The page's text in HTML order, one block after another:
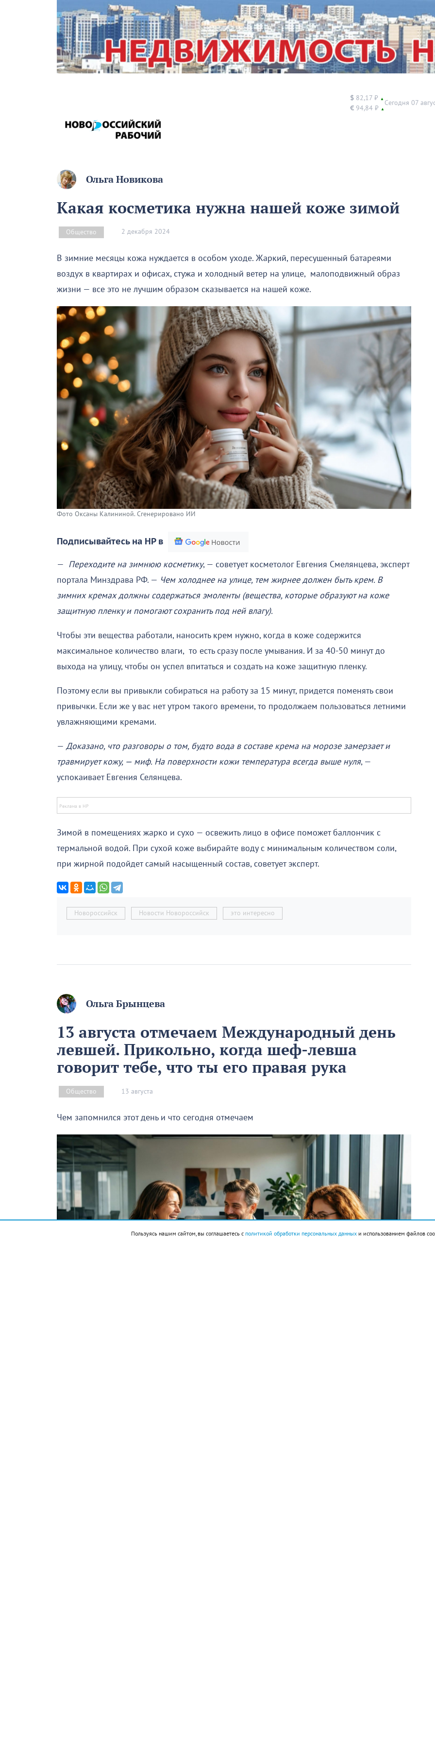
$ 82,17 ₽ ▲
€ 94,84 ₽ ▲
Сегодня 07
Ольга Новикова
Какая косметика нужна нашей коже зимой
Общество 2 декабря 2024
В зимние месяцы кожа нуждается в особом уходе. Жаркий, пересушенный батареями
воздух в квартирах и офисах, стужа и холодный ветер на улице, малоподвижный образ
жизни — все это не лучшим образом сказывается на нашей коже.
Фото Оксаны Калининой. Сгенерировано ИИ
Подписывайтесь на НР в
— Переходите на зимнюю косметику, — советует косметолог Евгения Смелянцева, эксперт
портала Минздрава РФ. — Чем холоднее на улице, тем жирнее должен быть крем. В
зимних кремах должны содержаться эмоленты (вещества, которые образуют на коже
защитную пленку и помогают сохранить под ней влагу).
Чтобы эти вещества работали, наносить крем нужно, когда в коже содержится
максимальное количество влаги, то есть сразу после умывания. И за 40-50 минут до
выхода на улицу, чтобы он успел впитаться и создать на коже защитную пленку.
Поэтому если вы привыкли собираться на работу за 15 минут, придется поменять свои
привычки. Если же у вас нет утром такого времени, то продолжаем пользоваться летними
увлажняющими кремами.
— Доказано, что разговоры о том, будто вода в составе крема на морозе замерзает и
травмирует кожу, — миф. На поверхности кожи температура всегда выше нуля, —
успокаивает Евгения Селянцева.
Зимой в помещениях жарко и сухо — освежить лицо в офисе поможет баллончик с
термальной водой. При сухой коже выбирайте воду с минимальным количеством соли,
при жирной подойдет самый насыщенный состав, советует эксперт.
Новороссийск Новости Новороссийск это интересно
Ольга Брынцева
13 августа отмечаем Международный день
левшей. Прикольно, когда шеф-левша
говорит тебе, что ты его правая рука
Общество 13 августа
Чем запомнился этот день и что сегодня отмечаем
Пользуясь нашим сайтом, вы соглашаетесь с политикой обработки персональных данныхи использованием файлов